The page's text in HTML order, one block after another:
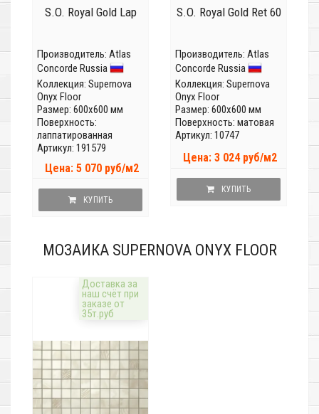
S.O. Royal Gold Lap
Производитель: Atlas
Concorde Russia
Коллекция: Supernova
Onyx Floor
Размер: 600x600 мм
Поверхность:
лаппатированная
Артикул: 191579
Цена: 5 070 руб/м2
КУПИТЬ
S.O. Royal Gold Ret 60
Производитель: Atlas
Concorde Russia
Коллекция: Supernova
Onyx Floor
Размер: 600x600 мм
Поверхность: матовая
Артикул: 10747
Цена: 3 024 руб/м2
КУПИТЬ
МОЗАИКА SUPERNOVA ONYX FLOOR
Доставка за
наш счёт при
заказе от
35т.руб